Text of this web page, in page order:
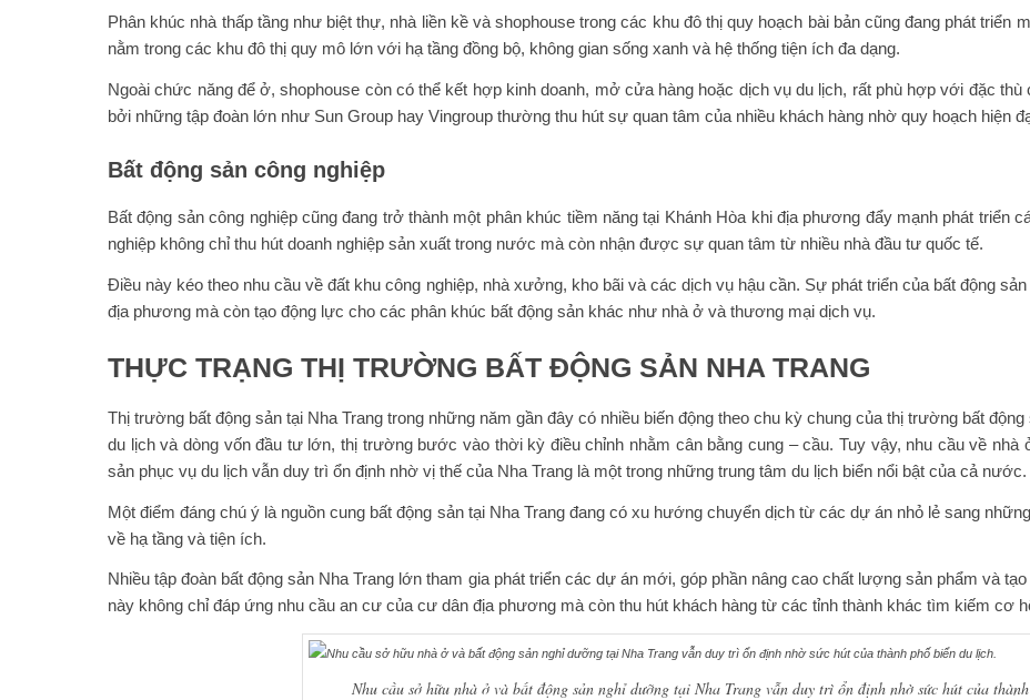
Phân khúc nhà thấp tầng như biệt thự, nhà liền kề và shophouse trong các khu đô thị quy hoạch bài bản cũng đang phát triển
nằm trong các khu đô thị quy mô lớn với hạ tầng đồng bộ, không gian sống xanh và hệ thống tiện ích đa dạng.
Ngoài chức năng để ở, shophouse còn có thể kết hợp kinh doanh, mở cửa hàng hoặc dịch vụ du lịch, rất phù hợp với đặc
bởi những tập đoàn lớn như Sun Group hay Vingroup thường thu hút sự quan tâm của nhiều khách hàng nhờ quy hoạch hiện
Bất động sản công nghiệp
Bất động sản công nghiệp cũng đang trở thành một phân khúc tiềm năng tại Khánh Hòa khi địa phương đẩy mạnh phát triển
nghiệp không chỉ thu hút doanh nghiệp sản xuất trong nước mà còn nhận được sự quan tâm từ nhiều nhà đầu tư quốc tế.
Điều này kéo theo nhu cầu về đất khu công nghiệp, nhà xưởng, kho bãi và các dịch vụ hậu cần. Sự phát triển của bất động
địa phương mà còn tạo động lực cho các phân khúc bất động sản khác như nhà ở và thương mại dịch vụ.
THỰC TRẠNG THỊ TRƯỜNG BẤT ĐỘNG SẢN NHA TRANG
Thị trường bất động sản tại Nha Trang trong những năm gần đây có nhiều biến động theo chu kỳ chung của thị trường bất
du lịch và dòng vốn đầu tư lớn, thị trường bước vào thời kỳ điều chỉnh nhằm cân bằng cung – cầu. Tuy vậy, nhu cầu về
sản phục vụ du lịch vẫn duy trì ổn định nhờ vị thế của Nha Trang là một trong những trung tâm du lịch biển nổi bật của cả nước.
Một điểm đáng chú ý là nguồn cung bất động sản tại Nha Trang đang có xu hướng chuyển dịch từ các dự án nhỏ lẻ sang
về hạ tầng và tiện ích.
Nhiều tập đoàn bất động sản Nha Trang lớn tham gia phát triển các dự án mới, góp phần nâng cao chất lượng sản phẩm và
này không chỉ đáp ứng nhu cầu an cư của cư dân địa phương mà còn thu hút khách hàng từ các tỉnh thành khác tìm kiếm cơ
Nhu cầu sở hữu nhà ở và bất động sản nghỉ dưỡng tại Nha Trang vẫn duy trì ổn định nhờ sức hút của